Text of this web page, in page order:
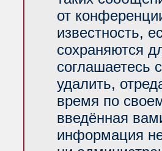
от
известность,
сохраняются
соглашаетесь
удалить,
время по
введённая
информация